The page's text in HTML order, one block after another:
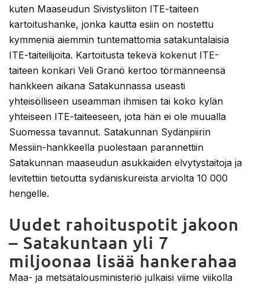
kuten Maaseudun Sivistysliiton ITE-taiteen
kartoitushanke, jonka kautta esiin on nostettu
kymmeniä aiemmin tuntemattomia satakuntalaisia
ITE-taiteilijoita. Kartoitusta tekevä kokenut ITE-
taiteen konkari Veli Granö kertoo törmänneensä
hankkeen aikana Satakunnassa useasti
yhteisölliseen useamman ihmisen tai koko kylän
yhteiseen ITE-taiteeseen, jota hän ei ole muualla
Suomessa tavannut. Satakunnan Sydänpiirin
Messiin-hankkeella puolestaan parannettiin
Satakunnan maaseudun asukkaiden elvytystaitoja ja
levitettiin tietoutta sydäniskureista arviolta 10 000
hengelle.
Uudet rahoituspotit jakoon
– Satakuntaan yli 7
miljoonaa lisää hankerahaa
Maa- ja metsätalousministeriö julkaisi viime viikolla